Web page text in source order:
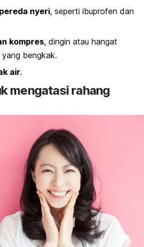
nyeri, seperti ibuprofen dan
kompres, dingin atau hangat
bengkak.
air.
mengatasi rahang